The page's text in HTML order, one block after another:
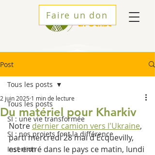
Faire un don
Post
Tous les posts
SI : une vie transformée
SI : nos projets font la différence
Insertion
Tous les posts
Du matériel pour Kharkiv
2 juin 2025 1 min de lecture
Notre dernier camion vers l'Ukraine,
parti mercredi 28 mai d'Ecquevilly,
est entré dans le pays ce matin, lundi